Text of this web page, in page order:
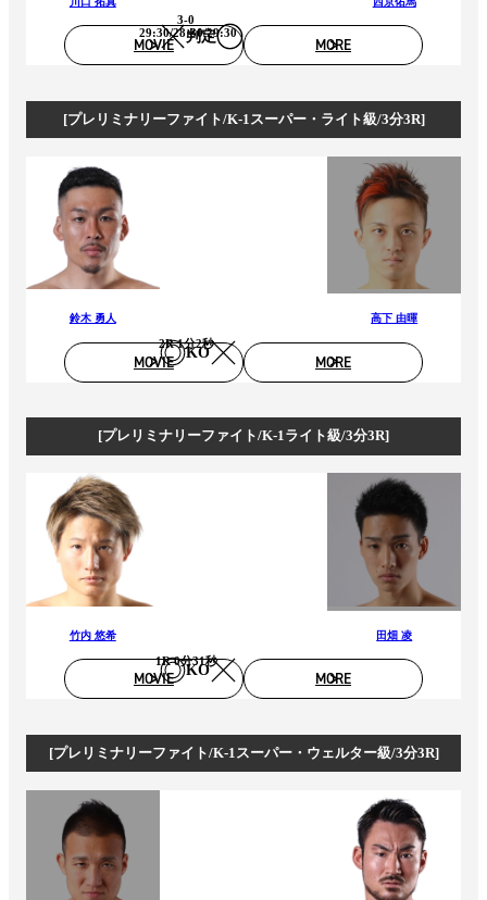
判定
3-0
29:30/28:30/29:30
MOVIE MORE
[プレリミナリーファイト/K-1スーパー・ライト級/3分3R]
鈴木 勇人
KO
2R 1分2秒
高下 由暉
MOVIE MORE
[プレリミナリーファイト/K-1ライト級/3分3R]
竹内 悠希
KO
1R 0分31秒
田畑 凌
MOVIE MORE
[プレリミナリーファイト/K-1スーパー・ウェルター級/3分3R]